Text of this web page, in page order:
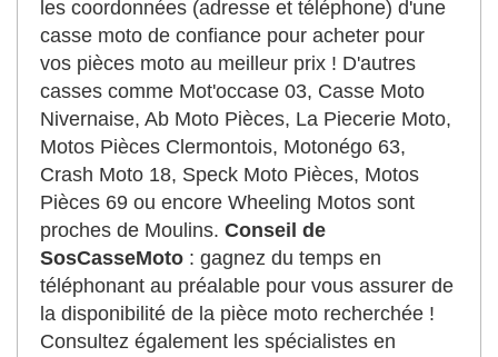
les coordonnées (adresse et téléphone) d'une
casse moto de confiance pour acheter pour
vos pièces moto au meilleur prix ! D'autres
casses comme Mot'occase 03, Casse Moto
Nivernaise, Ab Moto Pièces, La Piecerie Moto,
Motos Pièces Clermontois, Motonégo 63,
Crash Moto 18, Speck Moto Pièces, Motos
Pièces 69 ou encore Wheeling Motos sont
proches de Moulins. Conseil de
SosCasseMoto : gagnez du temps en
téléphonant au préalable pour vous assurer de
la disponibilité de la pièce moto recherchée !
Consultez également les spécialistes en